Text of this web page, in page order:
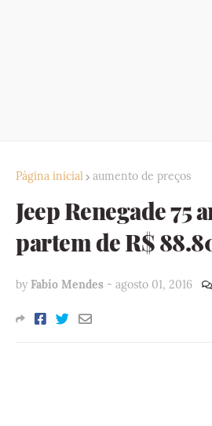
Página inicial aumento de preços
Jeep Renegade 75
partem de R$
by Fabio Mendes - agosto 01, 2016